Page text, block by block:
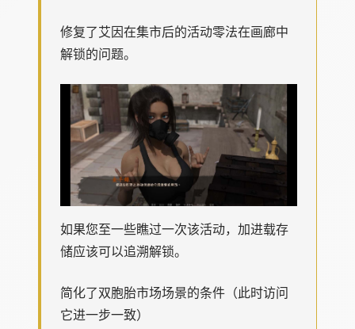
修复了艾因在集市后的活动零法在画廊中
解锁的问题。
如果您至一些瞧过一次该活动，加进载存
储应该可以追溯解锁。
简化了双胞胎市场场景的条件（此时访问
它进一步一致）